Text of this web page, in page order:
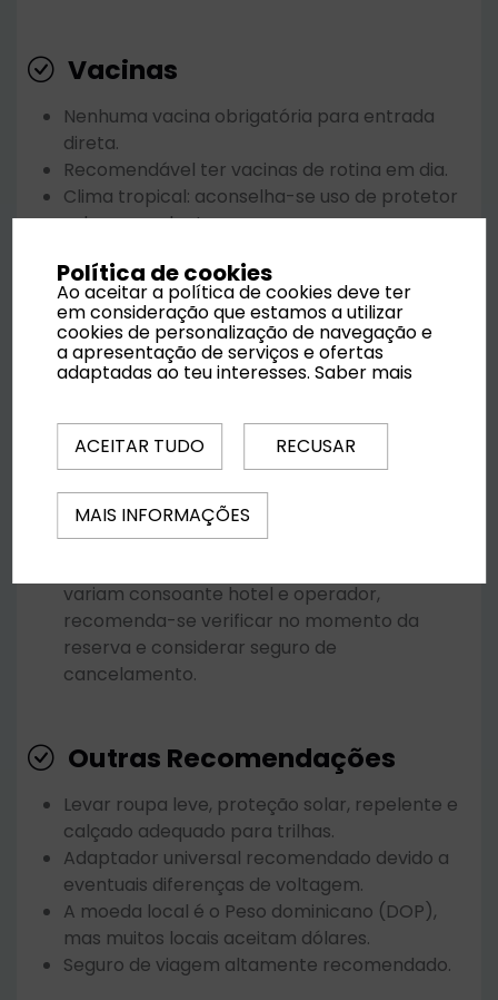
Vacinas
Nenhuma vacina obrigatória para entrada
direta.
Recomendável ter vacinas de rotina em dia.
Clima tropical: aconselha-se uso de protetor
solar e repelente.
Reservas
Incluído: Alojamento; Regime alimentar
contratado; Transfers de/para o aeroporto;
(quando fornecida pelo operador);
Não incluído: Excursões e atividades
opcionais; Passeios de barco e aventuras na
natureza; Taxas turísticas adicionais (caso se
apliquem); Despesas pessoais;
variam consoante hotel e operador,
recomenda-se verificar no momento da
reserva e considerar seguro de
cancelamento.
Outras Recomendações
Levar roupa leve, proteção solar, repelente e
calçado adequado para trilhas.
Adaptador universal recomendado devido a
eventuais diferenças de voltagem.
A moeda local é o Peso dominicano (DOP),
mas muitos locais aceitam dólares.
Seguro de viagem altamente recomendado.
Política de cookies
Ao aceitar a política de cookies deve ter
em consideração que estamos a utilizar
cookies de personalização de navegação e
a apresentação de serviços e ofertas
adaptadas ao teu interesses.Saber mais
ACEITAR TUDO RECUSAR
MAIS INFORMAÇÕES